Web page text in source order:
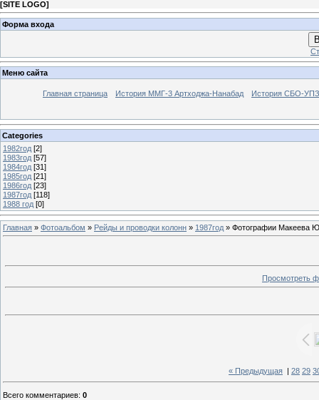
[SITE LOGO]
Форма входа
Меню сайта
Главная страница История ММГ-3 Артходжа-Нанабад История СБО-УПЗ
Categories
1982год [2]
1983год [57]
1984год [31]
1985год [21]
1986год [23]
1987год [118]
1988 год [0]
Главная » Фотоальбом » Рейды и проводки колонн » 1987год » Фотографии Макеева
Просмотреть
« Предыдущая 28 29
Всего комментариев: 0